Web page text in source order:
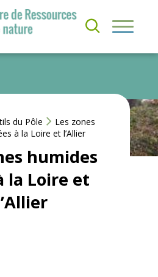
du Pôle
Les zones
à la Loire et l’Allier
humides
la Loire et